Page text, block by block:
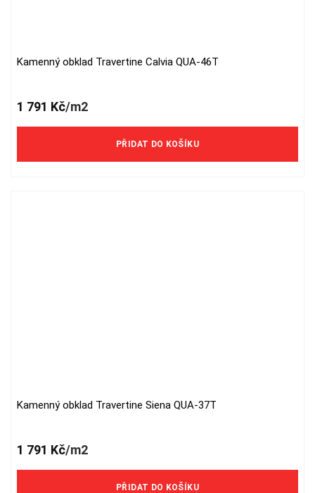
Kamenný obklad Travertine Calvia QUA-46T
1 791 Kč/m2
PŘIDAT DO KOŠÍKU
Kamenný obklad Travertine Siena QUA-37T
1 791 Kč/m2
PŘIDAT DO KOŠÍKU